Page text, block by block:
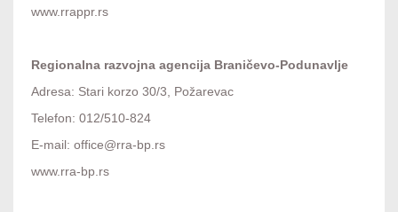
www.rrappr.rs
Regionalna razvojna agencija Braničevo-Podunavlje
Adresa: Stari korzo 30/3, Požarevac
Telefon: 012/510-824
E-mail: office@rra-bp.rs
www.rra-bp.rs